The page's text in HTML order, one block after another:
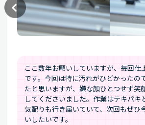
洗濯機の乾燥機能で洗濯物が
きたから
頼んだきっかけランキング
自分では掃除できないから
レンジフードを一度も掃除し
ここ数年お願いしていますが、毎回仕
です。今回は特に汚れがひどかったの
たと思いますが、嫌な顔ひとつせず笑
してくださいました。作業はテキパキ
気配りも行き届いていて、次回もぜひ
いしたいです。